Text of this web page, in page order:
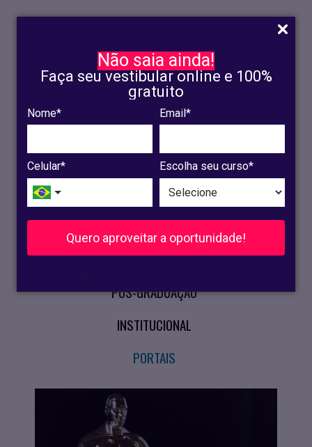
Não saia ainda!
Faça seu vestibular online e 100%
gratuito
Nome* Email*
Celular* Escolha seu curso*
Quero aproveitar a oportunidade!
.
INSCRIÇÃO
OLINDA
RECIFE
VESTIBULAR
CURSOS PRESENCIAIS
PÓS-GRADUAÇÃO
INSTITUCIONAL
PORTAIS